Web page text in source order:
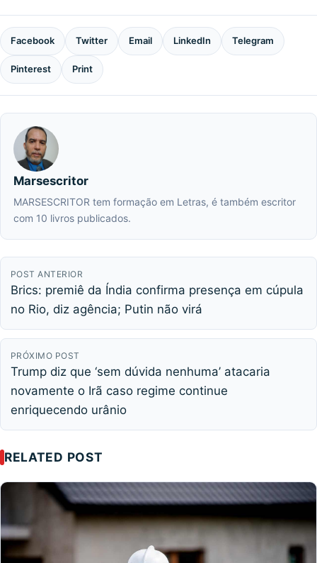
Facebook Twitter Email LinkedIn Telegram
Pinterest Print
Marsescritor
MARSESCRITOR tem formação em Letras, é também escritor
com 10 livros publicados.
POST ANTERIOR
Brics: premiê da Índia confirma presença em cúpula
no Rio, diz agência; Putin não virá
PRÓXIMO POST
Trump diz que ‘sem dúvida nenhuma’ atacaria
novamente o Irã caso regime continue
enriquecendo urânio
RELATED POST